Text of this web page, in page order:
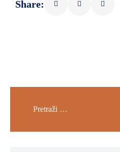
Share: